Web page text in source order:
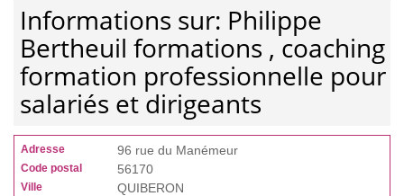
Informations sur: Philippe
Bertheuil formations , coaching
formation professionnelle pour
salariés et dirigeants
Adresse 96 rue du Manémeur
Code postal 56170
Ville QUIBERON